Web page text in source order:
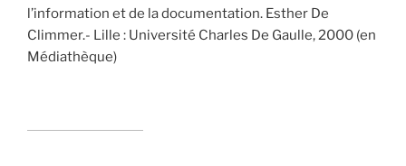
l’information et de la documentation. Esther De
Climmer.- Lille : Université Charles De Gaulle, 2000 (en
Médiathèque)